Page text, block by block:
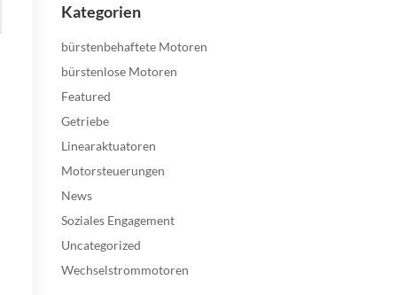
Kategorien
bürstenbehaftete Motoren
bürstenlose Motoren
Featured
Getriebe
Linearaktuatoren
Motorsteuerungen
News
Soziales Engagement
Uncategorized
Wechselstrommotoren